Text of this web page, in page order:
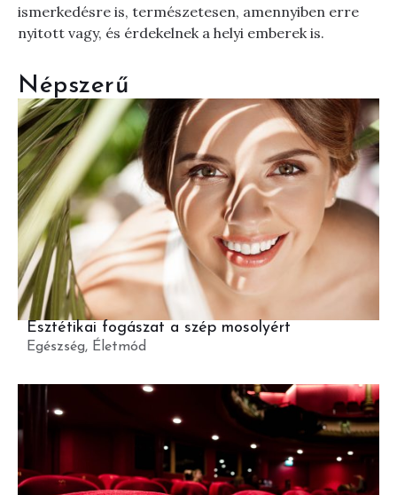
ismerkedésre is, természetesen, amennyiben erre
nyitott vagy, és érdekelnek a helyi emberek is.
Népszerű
Esztétikai fogászat a szép mosolyért
Egészség, Életmód